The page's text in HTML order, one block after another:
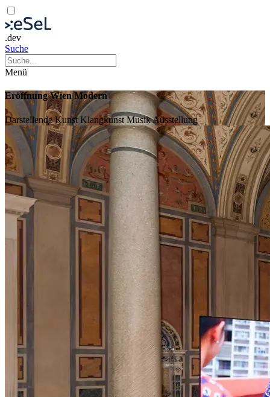
.dev
Suche
Menü
Eröffnung Wien Modern
Darstellende KunstKlangkunst MusikAusstellung